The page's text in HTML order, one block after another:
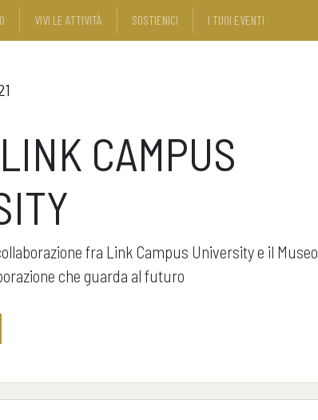
VIVI LE ATTIVITÀ SOSTIENICI I TUOI EVENTI
CAMPUS
fra Link Campus University e il Museo
che guarda al futuro